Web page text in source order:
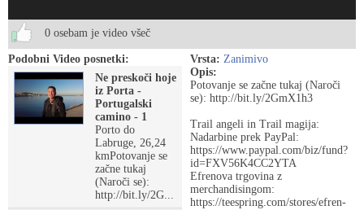
0 osebam je video všeč
Podobni Video posnetki:
Ne preskoči hoje
iz Porta -
Portugalski
camino - 1
Porto do
Labruge, 26,24
kmPotovanje se
začne tukaj
(Naroči se):
http://bit.ly/2G...
Vrsta: Zanimivo
Opis:
Potovanje se začne tukaj (Naroči
se): http://bit.ly/2GmX1h3
Trail angeli in Trail magija:
Nadarbine prek PayPal:
https://www.paypal.com/biz/fund?
id=FXV56K4CC2YTA
Efrenova trgovina z
merchandisingom:
https://teespring.com/stores/efren-